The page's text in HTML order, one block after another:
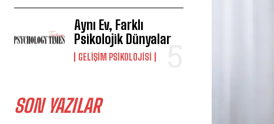
Aynı Ev, Farklı
Psikolojik Dünyalar
GELIŞIM PSIKOLOJISI
SON YAZILAR